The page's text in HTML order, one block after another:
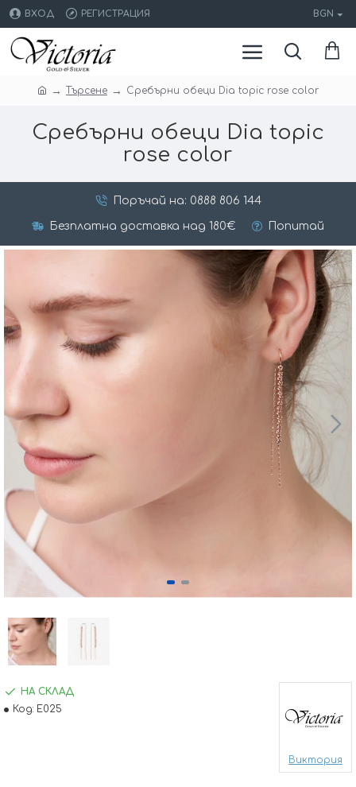
ВХОД РЕГИСТРАЦИЯ BGN
Търсене Сребърни обеци Dia topic rose color
Сребърни обеци Dia topic
rose color
Поръчай на: 0888 806 144
Безплатна доставка над 180€ Попитай
НА СКЛАД
Код: E025
Виктория